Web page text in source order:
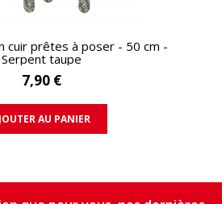
APERÇU RAPIDE
cuir prêtes à poser - 50 cm -
Serpent taupe
7,90 €
AU PANIER